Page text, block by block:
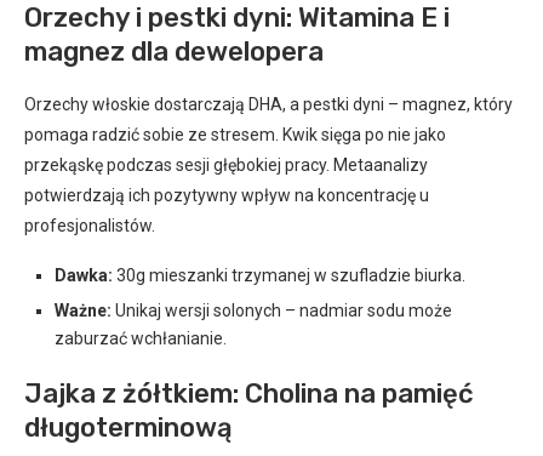
Orzechy i pestki dyni: Witamina E i
magnez dla dewelopera
Orzechy włoskie dostarczają DHA, a pestki dyni – magnez, który
pomaga radzić sobie ze stresem. Kwik sięga po nie jako
przekąskę podczas sesji głębokiej pracy. Metaanalizy
potwierdzają ich pozytywny wpływ na koncentrację u
profesjonalistów.
Dawka: 30g mieszanki trzymanej w szufladzie biurka.
Ważne: Unikaj wersji solonych – nadmiar sodu może
zaburzać wchłanianie.
Jajka z żółtkiem: Cholina na pamięć
długoterminową